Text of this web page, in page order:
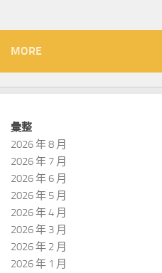
MORE
彙整
2026 年 8 月
2026 年 7 月
2026 年 6 月
2026 年 5 月
2026 年 4 月
2026 年 3 月
2026 年 2 月
2026 年 1 月